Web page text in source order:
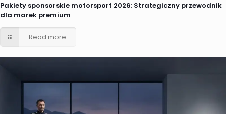
Pakiety sponsorskie motorsport 2026: Strategiczny przewodnik
dla marek premium
Read more